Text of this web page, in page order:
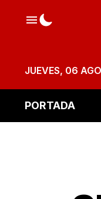
JUEVES, 06
PORTADA